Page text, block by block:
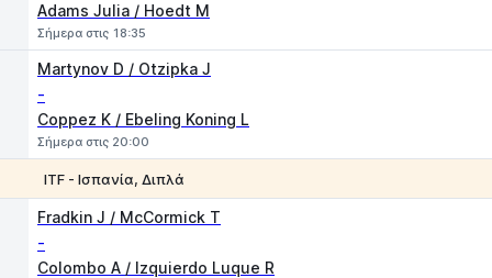
Adams Julia / Hoedt M
Σήμερα στις 18:35
Martynov D / Otzipka J
-
Coppez K / Ebeling Koning L
Σήμερα στις 20:00
ITF - Ισπανία, Διπλά
Fradkin J / McCormick T
-
Colombo A / Izquierdo Luque R